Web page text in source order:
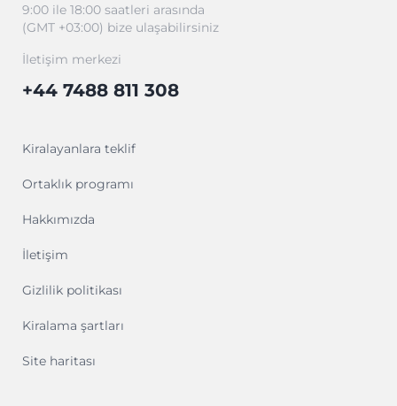
Kiralayanlara teklif
Ortaklık programı
Hakkımızda
İletişim
Gizlilik politikası
Kiralama şartları
Site haritası
9:00 ile 18:00 saatleri arasında
(GMT +03:00) bize ulaşabilirsiniz
İletişim merkezi
+44 7488 811 308